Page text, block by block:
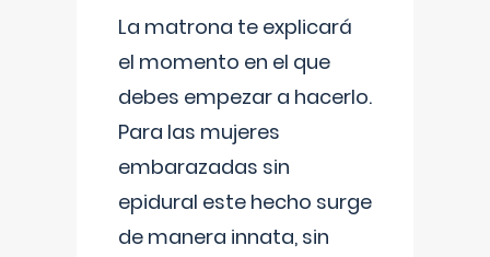
La matrona te explicará
el momento en el que
debes empezar a hacerlo.
Para las mujeres
embarazadas sin
epidural este hecho surge
de manera innata, sin